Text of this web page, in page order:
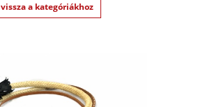
vissza a kategóriákhoz